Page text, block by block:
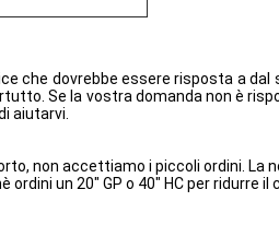
che dovrebbe essere risposta a
Se la vostra domanda non è
aiutarvi.
non accettiamo i piccoli ordini. La
un 20" GP o 40" HC per ridurre